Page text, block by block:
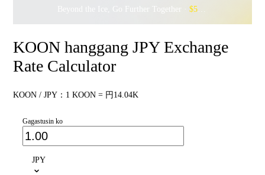
Beyond the Ice, Go Further Together · $500,000
KOON hanggang JPY Exchange
Rate Calculator
KOON / JPY：1 KOON = 円14.04K
Gagastusin ko
JPY